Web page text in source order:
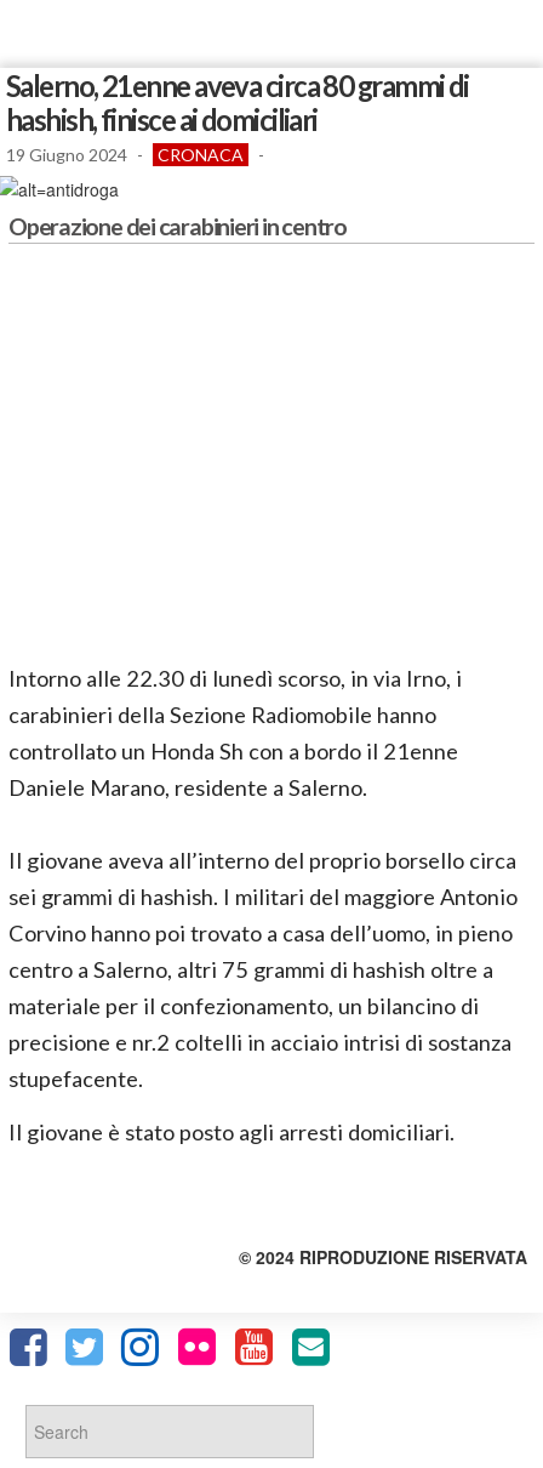
Salerno, 21enne aveva circa 80 grammi di
hashish, finisce ai domiciliari
19 Giugno 2024 - CRONACA -
Operazione dei carabinieri in centro
Intorno alle 22.30 di lunedì scorso, in via Irno, i
carabinieri della Sezione Radiomobile hanno
controllato un Honda Sh con a bordo il 21enne
Daniele Marano, residente a Salerno.
Il giovane aveva all’interno del proprio borsello circa
sei grammi di hashish. I militari del maggiore Antonio
Corvino hanno poi trovato a casa dell’uomo, in pieno
centro a Salerno, altri 75 grammi di hashish oltre a
materiale per il confezionamento, un bilancino di
precisione e nr.2 coltelli in acciaio intrisi di sostanza
stupefacente.
Il giovane è stato posto agli arresti domiciliari.
© 2024 RIPRODUZIONE RISERVATA